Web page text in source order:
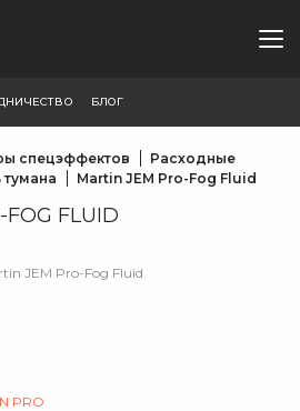
БЛОГ
спецэффектов
Расходные
Martin JEM Pro-Fog Fluid
FLUID
PRO